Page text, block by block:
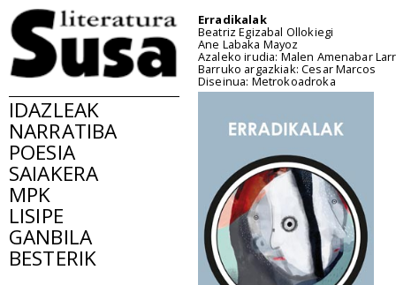
IDAZLEAK
NARRATIBA
POESIA
SAIAKERA
MPK
LISIPE
GANBILA
BESTERIK
Erradikalak
Beatriz Egizabal Ollokiegi
Ane Labaka Mayoz
Azaleko irudia: Malen Amenabar
Barruko argazkiak: Cesar Marcos
Diseinua: Metrokoadroka